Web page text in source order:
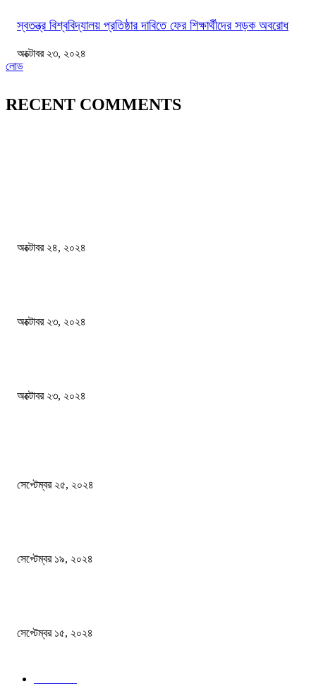
স্বতন্ত্র বিশ্ববিদ্যালয় প্রতিষ্ঠার দাবিতে ফের শিক্ষার্থীদের সড়ক অবরোধ
অক্টোবর ২৩, ২০২৪
লোড
RECENT COMMENTS
অক্টোবর ২৪, ২০২৪
অক্টোবর ২৩, ২০২৪
অক্টোবর ২৩, ২০২৪
সেপ্টেম্বর ২৫, ২০২৪
সেপ্টেম্বর ১৯, ২০২৪
সেপ্টেম্বর ১৫, ২০২৪